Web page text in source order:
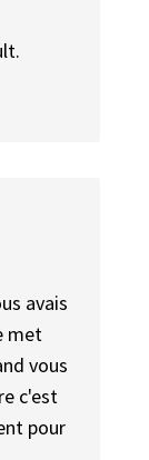
avais
met
vous
c'est
pour